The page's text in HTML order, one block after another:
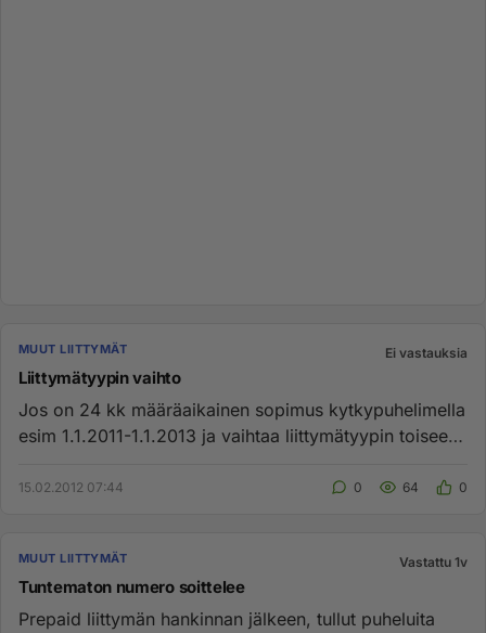
MUUT LIITTYMÄT Ei vastauksia
Liittymätyypin vaihto
Jos on 24 kk määräaikainen sopimus kytkypuhelimella
esim 1.1.2011-1.1.2013 ja vaihtaa liittymätyypin toiseen
15.02.2012 07:44 0 64 0
MUUT LIITTYMÄT Vastattu 1v
Tuntematon numero soittelee
Prepaid liittymän hankinnan jälkeen, tullut puheluita